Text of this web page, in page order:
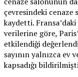
çevresindeki cenaze
kaydetti.
verilerine göre,
etkilendiği
sayının yalnızca ev
kapsadığı